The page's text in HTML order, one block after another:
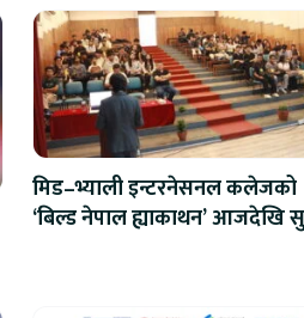
मिड–भ्याली इन्टरनेसनल कलेजको
‘बिल्ड नेपाल ह्याकाथन’ आजदेखि